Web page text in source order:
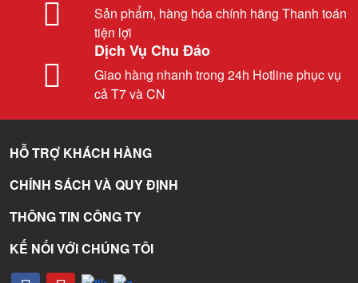
Sản phẩm, hàng hóa chính hãng Thanh toán
tiện lợi
Dịch Vụ Chu Đáo
Giao hàng nhanh trong 24h Hotline phục vụ
cả T7 và CN
HỖ TRỢ KHÁCH HÀNG
CHÍNH SÁCH VÀ QUY ĐỊNH
THÔNG TIN CÔNG TY
KẾ NỐI VỚI CHÚNG TÔI